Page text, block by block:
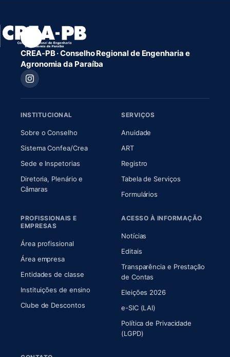
CREA-PB · Conselho Regional de Engenharia e
Agronomia da Paraíba
INSTITUCIONAL
Sobre o Conselho(abre em nova aba)
Sistema Confea/Crea(abre em nova aba)
Sede e Inspetorias
Diretoria, Plenário e
Câmaras(abre em nova aba)
SERVIÇOS
Anuidade
ART(abre em nova aba)
Registro
Tabela de Serviços
Formulários
PROFISSIONAIS E
EMPRESAS
Área profissional
Área empresa
Entidades de classe
Instituições de ensino
Clube de Descontos
ACESSO À INFORMAÇÃO
Notícias
Editais
Transparência e Prestação
de Contas
Eleições 2026
e-SIC (LAI)
Política de Privacidade
(LGPD)